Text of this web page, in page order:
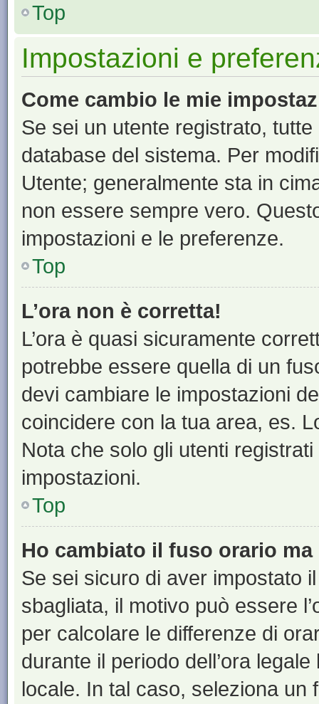
Top
Impostazioni e
Come cambio le mie
Se sei un utente registrato,
database del sistema. Per
Utente; generalmente sta in
non essere sempre vero.
impostazioni e le preferenze.
Top
L’ora non è corretta!
L’ora è quasi sicuramente
potrebbe essere quella di un
devi cambiare le impostazioni
coincidere con la tua area, es.
Nota che solo gli utenti
impostazioni.
Top
Ho cambiato il fuso orario ma
Se sei sicuro di aver impostato
sbagliata, il motivo può essere
per calcolare le differenze di
durante il periodo dell’ora
locale. In tal caso, seleziona